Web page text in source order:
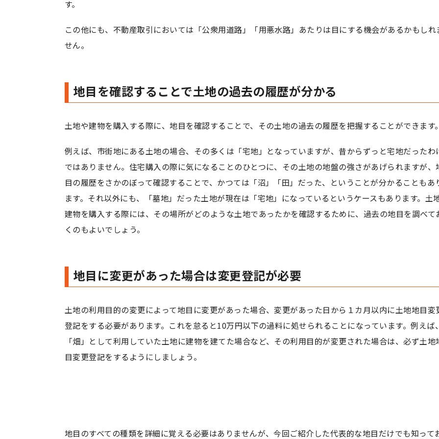
す。
この他にも、不動産取引においては「公衆用道路」「用悪水路」あたりは目にする機会があるかもしれ
せん。
地目を確認することで土地の過去の履歴が分かる
土地や建物を購入する際に、地目を確認することで、その土地の過去の履歴を把握することができます。
例えば、市街地にある土地の場合、その多くは「宅地」となっていますが、昔からずっと宅地だったわ
ではありません。住宅購入の際に気になることのひとつに、その土地の地盤の強さがあげられますが、
目の履歴をさかのぼって確認することで、かつては「沼」「田」だった、ということが分かることもあ
ます。それ以外にも、「墓地」だった土地が現在は「宅地」になっているというケースもあります。土
建物を購入する際には、その場所がどのような土地であったかを確認するために、過去の地目を調べて
くのもよいでしょう。
地目に変更があった場合は変更登記が必要
土地の利用目的の変更によって地目に変更があった場合、変更があった日から１カ月以内に土地地目変
登記をする必要があります。これを怠ると10万円以下の過料に処せられることになっています。例えば、
「畑」として利用していた土地に建物を建てた場合など、その利用目的が変更された場合は、必ず土地
目変更登記をするようにしましょう。
地目のすべての種類を詳細に覚える必要はありませんが、今回ご紹介した代表的な地目だけでも知って